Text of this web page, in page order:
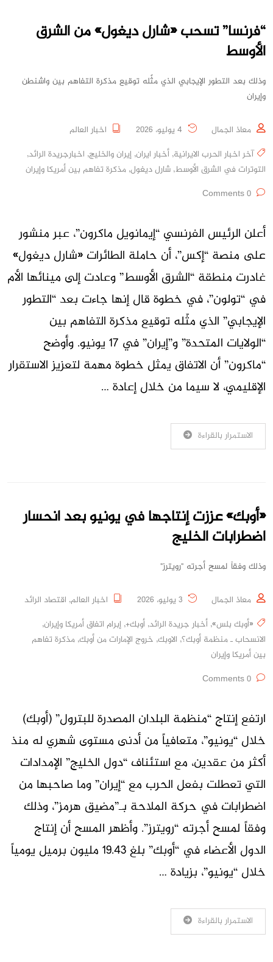
“فرنسا” تسحب «شارل ديغول» من الشرق
الأوسط
وذلك بعد التطور الإيجابي الذي مثّله توقيع مذكرة التفاهم بين واشنطن
وإيران
معاذ الجمال
اخبار العالم
آخر اخبار الحرب الايرانية, أخبار ايران, إيران والخليج, اخبارجريدة الرائد,
التوترات في الشرق الأوسط, شارل ديغول, مذكرة تفاهم بين أمريكا وإيران
أعلن الرئيس الفرنسي “إيمانويل ماكرون”، عبر منشور
على منصة “إكس”، أن حاملة الطائرات «شارل ديغول»
غادرت منطقة “الشرق الأوسط” وعادت إلى مينائها الأم
في “تولون”، في خطوة قال إنها جاءت بعد “التطور
الإيجابي” الذي مثّله توقيع مذكرة التفاهم بين
“الولايات المتحدة” و”إيران” في 17 يونيو. وأوضح
“ماكرون” أن الاتفاق يمثل خطوة مهمة لتعزيز الاستقرار
الإقليمي، لا سيما من خلال إعادة …
الاستمرار بالقراءة
«أوبك» عززت إنتاجها في يونيو بعد انحسار
اضطرابات الخليج
وذلك وفقاً لمسح أجرته "رويترز"
معاذ الجمال اخبار العالم, اقتصاد الرائد
«أوبك بلس», أخبار جريدة الرائد, أوبك+, إبرام اتفاق أمريكا وإيران,
الانسحاب ـ منظمة أوبك؟, الاوبك, خروج الإمارات من أوبك, مذكرة تفاهم
بين أمريكا وإيران
ارتفع إنتاج “منظمة البلدان المصدرة للبترول” (أوبك)
خلال “يونيو”، متعافياً من أدنى مستوى شهري له منذ
أكثر من عقدين، مع استئناف “دول الخليج” الإمدادات
التي تعطلت بفعل الحرب مع “إيران” وما صاحبها من
اضطرابات في حركة الملاحة بـ”مضيق هرمز”، وذلك
وفقاً لمسح أجرته “رويترز”. وأظهر المسح أن إنتاج
الدول الأعضاء في “أوبك” بلغ 19.43 مليون برميل يومياً
خلال “يونيو”، بزيادة …
الاستمرار بالقراءة